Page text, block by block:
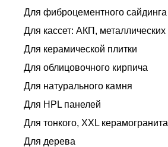
Для фиброцементного сайдинга
Для кассет: АКП, металлических
Для керамической плитки
Для облицовочного кирпича
Для натурального камня
Для HPL панелей
Для тонкого, XXL керамогранита
Для дерева